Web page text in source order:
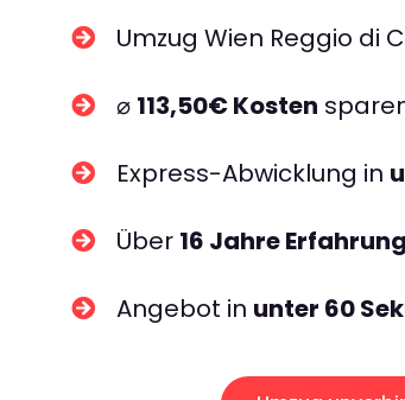
Umzug Wien Reggio di
⌀ 113,50€ Kosten
Express-Abwicklung in
Über 16 Jahre Erfahrung
Angebot in unter 60